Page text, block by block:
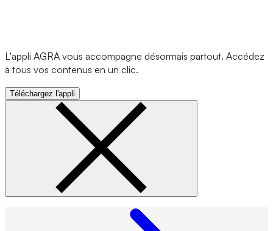
L'appli AGRA vous accompagne désormais partout. Accédez
à tous vos contenus en un clic.
Téléchargez l'appli